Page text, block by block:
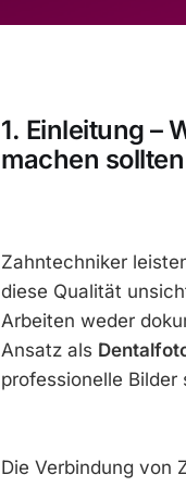
1. Einleitung –
machen sollten
Zahntechniker
diese Qualität
Arbeiten weder
Ansatz als
professionelle
Die Verbindung von